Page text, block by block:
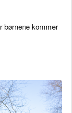
børnene kommer